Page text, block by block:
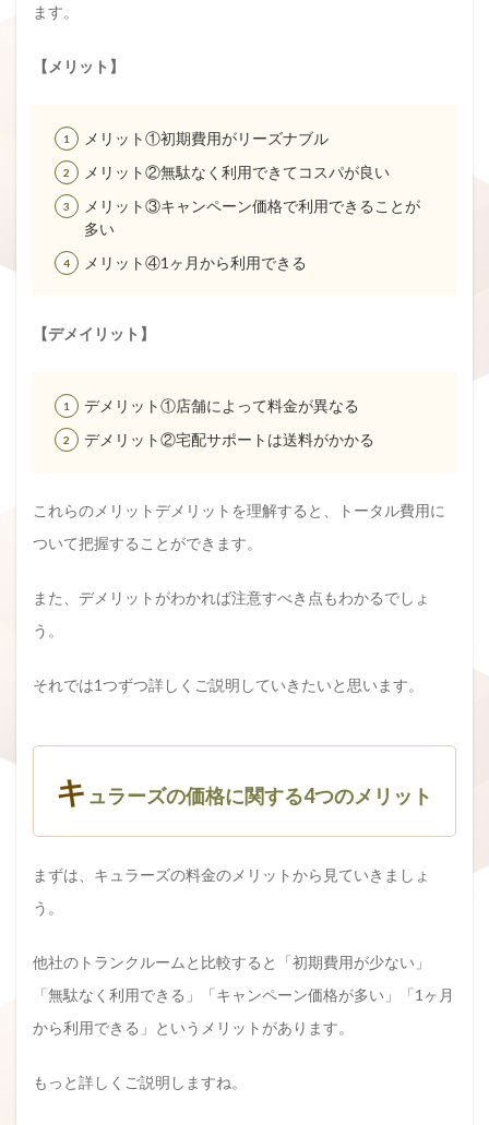
ます。
【メリット】
メリット①初期費用がリーズナブル
メリット②無駄なく利用できてコスパが良い
メリット③キャンペーン価格で利用できることが
多い
メリット④1ヶ月から利用できる
【デメイリット】
デメリット①店舗によって料金が異なる
デメリット②宅配サポートは送料がかかる
これらのメリットデメリットを理解すると、トータル費用に
ついて把握することができます。
また、デメリットがわかれば注意すべき点もわかるでしょ
う。
それでは1つずつ詳しくご説明していきたいと思います。
キ ュラーズの価格に関する4つのメリット
まずは、キュラーズの料金のメリットから見ていきましょ
う。
他社のトランクルームと比較すると「初期費用が少ない」
「無駄なく利用できる」「キャンペーン価格が多い」「1ヶ月
から利用できる」というメリットがあります。
もっと詳しくご説明しますね。